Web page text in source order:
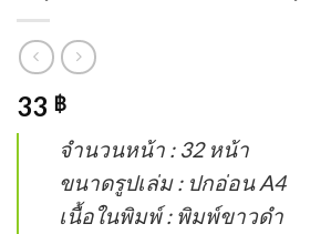
33 ฿
จำนวนหน้า : 32 หน้า
ขนาดรูปเล่ม : ปกอ่อน A4
เนื้อในพิมพ์ : พิมพ์ขาวดำ